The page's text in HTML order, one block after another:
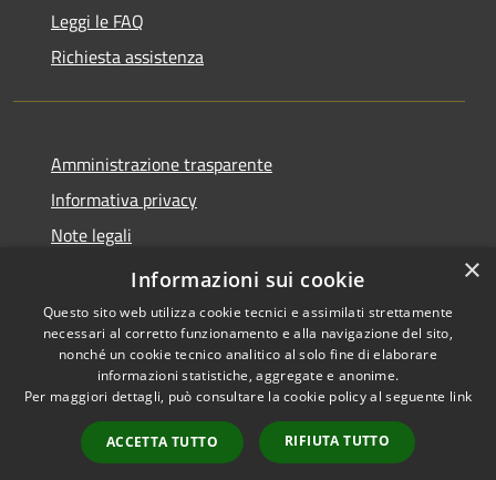
Leggi le FAQ
Richiesta assistenza
Amministrazione trasparente
Informativa privacy
Note legali
Dichiarazione di accessibilità
Accessibilità
Copyright © 2026 • Comune di
Peschiera del Garda • Powered
byMunicipium
Accesso
redazione
×
Informazioni sui cookie
Questo sito web utilizza cookie tecnici e assimilati strettamente
necessari al corretto funzionamento e alla navigazione del sito,
nonché un cookie tecnico analitico al solo fine di elaborare
informazioni statistiche, aggregate e anonime.
Per maggiori dettagli, può consultare la cookie policy al seguente link
ACCETTA TUTTO RIFIUTA TUTTO